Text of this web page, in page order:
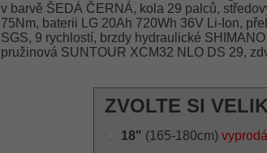
v barvě ŠEDÁ ČERNÁ, kola 29 palců,
75Nm, baterii LG 20Ah 720Wh 36V Li-Ion,
SGS, 9 rychlostí, brzdy hydraulické
pružinová SUNTOUR XCM32 NLO DS 29,
ZVOLTE SI
18" (165-180cm)